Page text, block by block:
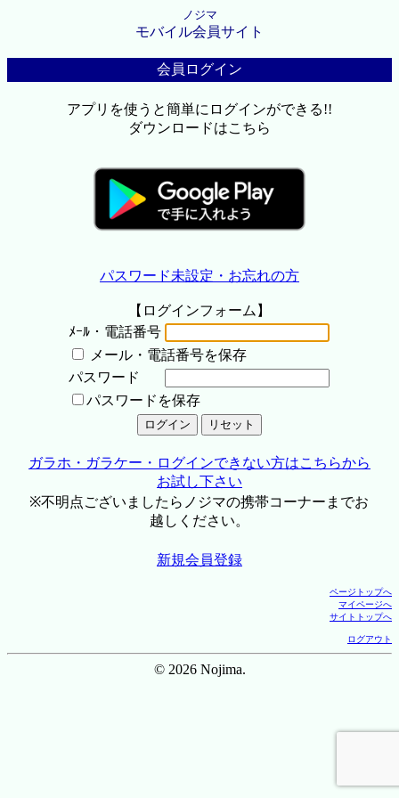
ノジマ
モバイル会員サイト
会員ログイン
アプリを使うと簡単にログインができる!!
ダウンロードはこちら
パスワード未設定・お忘れの方
【ログインフォーム】
ﾒｰﾙ・電話番号
メール・電話番号を保存
パスワード
パスワードを保存
ガラホ・ガラケー・ログインできない方はこちらから
お試し下さい
※不明点ございましたらノジマの携帯コーナーまでお
越しください。
新規会員登録
ページトップへ
マイページへ
サイトトップへ
ログアウト
© 2026 Nojima.